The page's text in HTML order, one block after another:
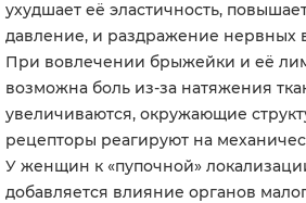
ухудшает её эластичность,
давление, и раздражение нервных
При вовлечении брыжейки и её
возможна боль из-за натяжения
увеличиваются, окружающие
рецепторы реагируют на
У женщин к «пупочной»
добавляется влияние органов